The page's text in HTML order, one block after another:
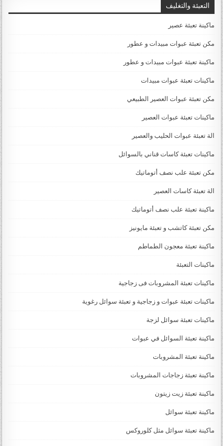
التعبئة والتغليف
ماكينة تعبئة عصير
مكن تعبئة عبوات مبيدات و عطور
ماكينة تعبئة عبوات مبيدات و عطور
ماكينات تعبئة عبوات مبيدات
مكن تعبئة عبوات العصير الطبيعي
ماكينات تعبئة عبوات العصير
الة تعبئة عبوات الحليب والعصير
ماكينات تعبئة كاسات قناني بالسوائل
مكن تعبئة علب نصف أتوماتيك
الة تعبئة كاسات العصير
ماكينة تعبئة علب نصف أتوماتيك
مكن تعبئة كاتشب و تعبئة مايونيز
ماكينة تعبئة معجون الطماطم
ماكينات التعبئة
ماكينات تعبئة المشروبات فى زجاجية
ماكينات تعبئة عبوات و زجاجية و تعبئة سوائل رغوية
ماكينات تعبئة سوائل لزجة
‏‏‏ماكينة تعبئة السوائل في عبوات
ماكينة تعبئة المشروبات
ماكينة تعبئة زجاجات المشروبات
ماكينة تعبئة زيت زيتون
ماكينة تعبئة سوائل
ماكينة تعبئة سوائل مثل كلوروكس